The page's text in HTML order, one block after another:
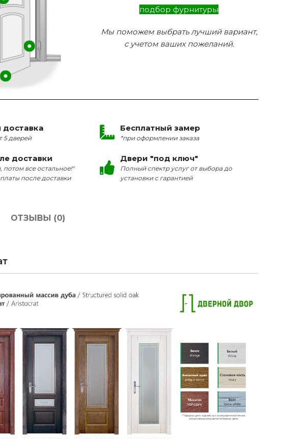
подбор фурнитуры
Мы поможем выбрать лучший вариант,
с учетом ваших пожеланий.
доставка
5 дверей
доставки
потом все остальное!"
после доставки
Бесплатный замер
*при оформлении заказа
Двери "под ключ"
Полный спектр услуг от выбора до
установки с гарантией
ОТЗЫВЫ (0)